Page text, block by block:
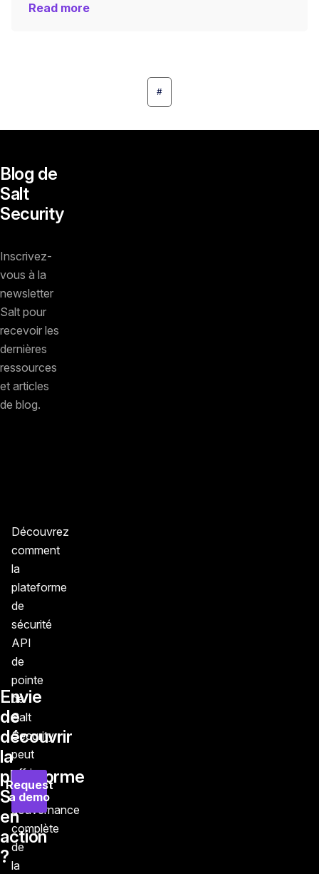
Read more
#
Blog de
Salt
Security
Inscrivez-
vous à la
newsletter
Salt pour
recevoir les
dernières
ressources
et articles
de blog.
Envie
de
découvrir
la
plateforme
Salt
en
action
?
Découvrez
comment
la
plateforme
de
sécurité
API
de
pointe
de
Salt
Security
peut
offrir
une
gouvernance
complète
de
la
Request
a demo